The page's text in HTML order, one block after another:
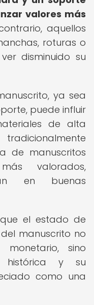
valores más
aquellos
roturas o
disminuido su
ya sea
puede influir
de alta
de manuscritos
valorados,
en buenas
el estado de
manuscrito no
sino
histórica y su
como una